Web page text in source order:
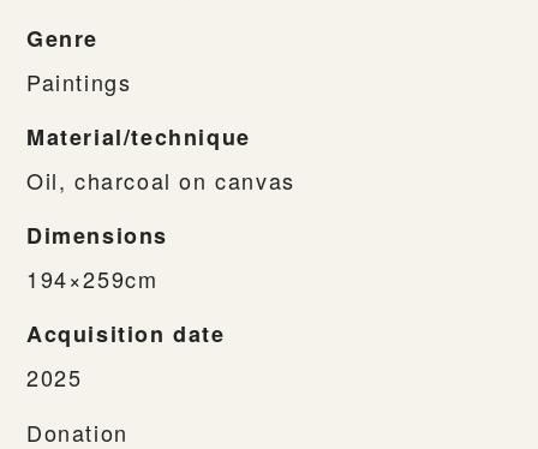
Genre
Paintings
Material/technique
Oil, charcoal on canvas
Dimensions
194×259cm
Acquisition date
2025
Donation